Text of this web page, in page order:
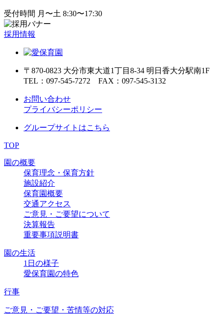
受付時間 ⽉〜⼟ 8:30〜17:30
採用情報
〒870-0823 ⼤分市東⼤道1丁⽬8-34 明⽇⾹⼤分駅南1F
TEL：097-545-7272 FAX：097-545-3132
お問い合わせ
プライバシーポリシー
グループサイトはこちら
TOP
園の概要
保育理念・保育方針
施設紹介
保育園概要
交通アクセス
ご意見・ご要望について
決算報告
重要事項説明書
園の生活
1日の様子
愛保育園の特色
行事
ご意見・ご要望・苦情等の対応